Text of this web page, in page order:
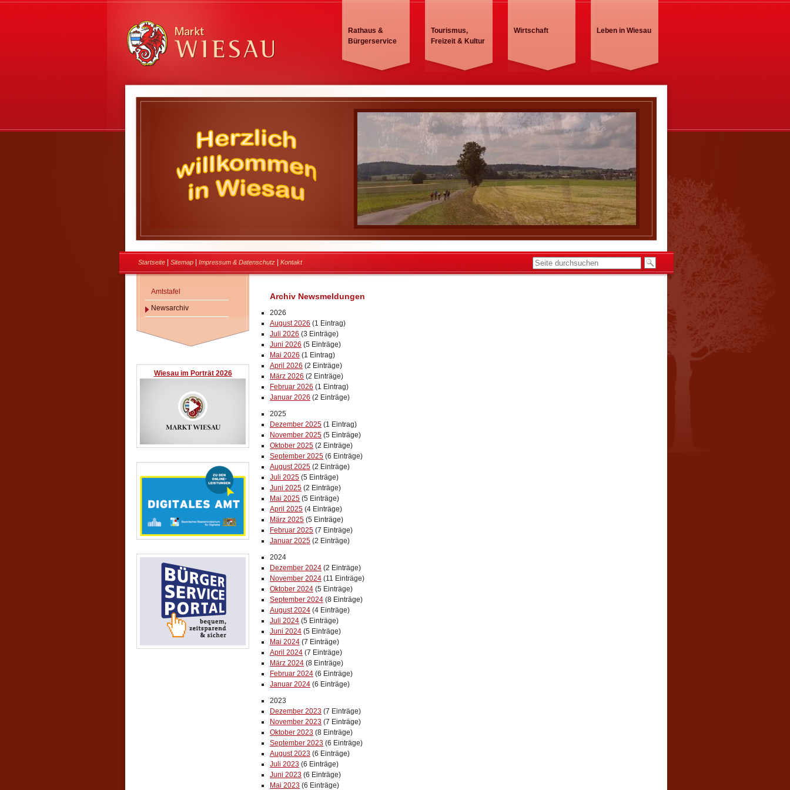
Rathaus &
Bürgerservice
Tourismus,
Freizeit & Kultur
Wirtschaft Leben in Wiesau
Startseite Sitemap Impressum & Datenschutz Kontakt
Archiv Newsmeldungen
2026
August 2026 (1 Eintrag)
Juli 2026 (3 Einträge)
Juni 2026 (5 Einträge)
Mai 2026 (1 Eintrag)
April 2026 (2 Einträge)
März 2026 (2 Einträge)
Februar 2026 (1 Eintrag)
Januar 2026 (2 Einträge)
2025
Dezember 2025 (1 Eintrag)
November 2025 (5 Einträge)
Oktober 2025 (2 Einträge)
September 2025 (6 Einträge)
August 2025 (2 Einträge)
Juli 2025 (5 Einträge)
Juni 2025 (2 Einträge)
Mai 2025 (5 Einträge)
April 2025 (4 Einträge)
März 2025 (5 Einträge)
Februar 2025 (7 Einträge)
Januar 2025 (2 Einträge)
2024
Dezember 2024 (2 Einträge)
November 2024 (11 Einträge)
Oktober 2024 (5 Einträge)
September 2024 (8 Einträge)
August 2024 (4 Einträge)
Juli 2024 (5 Einträge)
Juni 2024 (5 Einträge)
Mai 2024 (7 Einträge)
April 2024 (7 Einträge)
März 2024 (8 Einträge)
Februar 2024 (6 Einträge)
Januar 2024 (6 Einträge)
2023
Dezember 2023 (7 Einträge)
November 2023 (7 Einträge)
Oktober 2023 (8 Einträge)
September 2023 (6 Einträge)
August 2023 (6 Einträge)
Juli 2023 (6 Einträge)
Juni 2023 (6 Einträge)
Mai 2023 (6 Einträge)
Amtstafel
Newsarchiv
Wiesau im Porträt 2026